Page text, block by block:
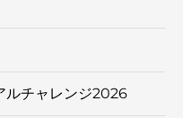
チャレンジ2026